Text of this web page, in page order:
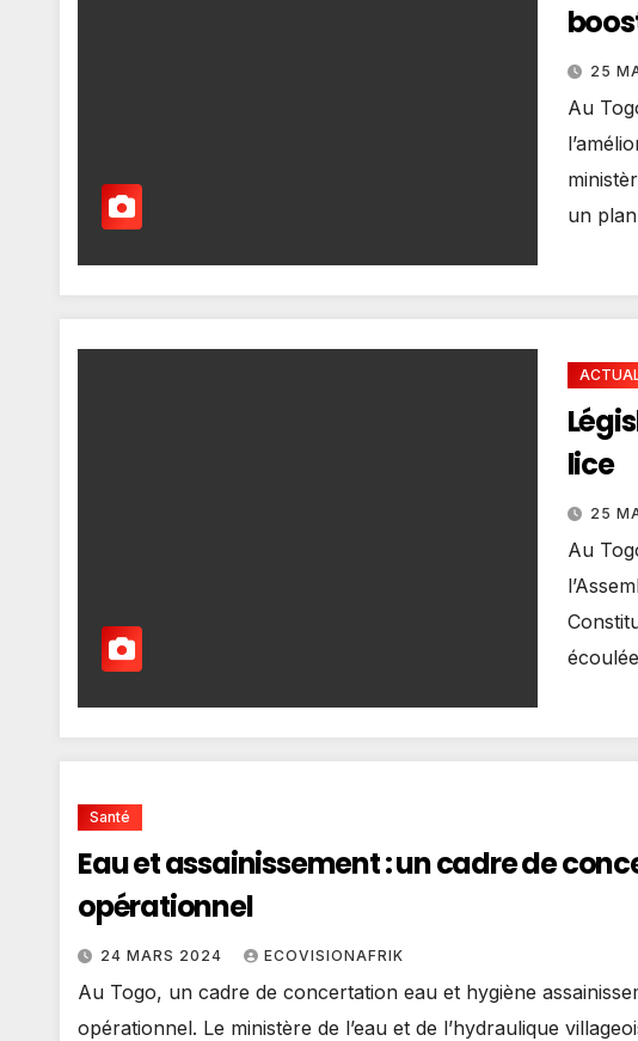
25
Au
un
lice
25
Au
Santé
Eau et assainissement : un cadre de
opérationnel
24 MARS 2024 ECOVISIONAFRIK
Au Togo, un cadre de concertation eau et hygiène
opérationnel. Le ministère de l’eau et de l’hydraulique